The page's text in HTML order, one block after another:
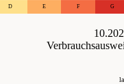
D E F G